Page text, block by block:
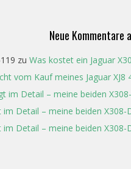
Neue Kommentare
zu Was kostet ein Jaguar
vom Kauf meines Jaguar
im Detail – meine beiden
im Detail – meine beiden
im Detail – meine beiden